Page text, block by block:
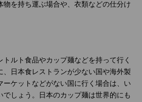
物を持ち運ぶ場合や、衣類などの仕分け
ルト食品やカップ麺などを持って行く
、日本食レストランが少ない国や海外製
ーケットなどがない国に行く場合は、い
でしょう。日本のカップ麺は世界的にも